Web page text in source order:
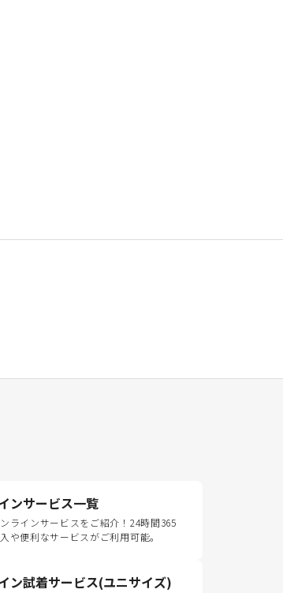
ンサービス一覧
ラインサービスをご紹介！24時間365
や便利なサービスがご利用可能。
ン試着サービス(ユニサイズ)